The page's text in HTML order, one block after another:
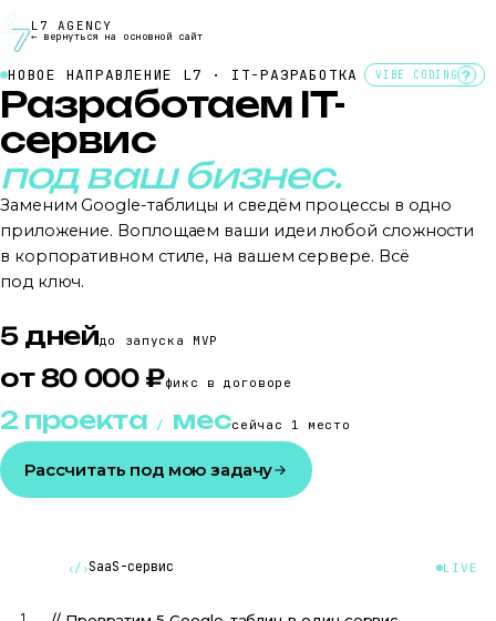
L7 AGENCY
← вернуться на основной сайт
НОВОЕ НАПРАВЛЕНИЕ L7 · IT-РАЗРАБОТКА VIBE CODING ?
Разработаем IT-
сервис
под ваш бизнес.
Заменим Google-таблицы и сведём процессы в одно
приложение. Воплощаем ваши идеи любой сложности
в корпоративном стиле, на вашем сервере. Всё
под ключ.
5 днейдо запуска MVP
от 80 000 ₽фикс в договоре
2 проекта / мессейчас 1 место
Рассчитать под мою задачу
‹/›SaaS-сервис LIVE